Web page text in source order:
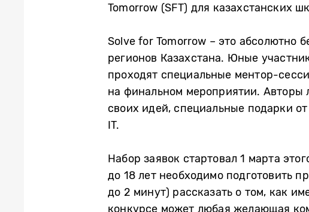
Tomorrow (SFT) для казахстанских
Solve for Tomorrow – это абсолютно
регионов Казахстана. Юные
проходят специальные ментор-
на финальном мероприятии. Авторы
своих идей, специальные подарки
IT.
Набор заявок стартовал 1 марта
до 18 лет необходимо подготовить
до 2 минут) рассказать о том, как
конкурсе может любая желающая